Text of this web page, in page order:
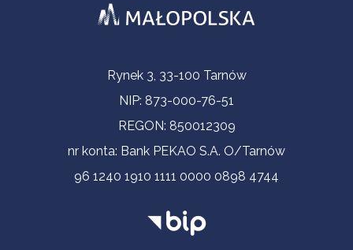
Informacje kontaktoweRynek 3, 33-100 Tarnów
NIP: 873-000-76-51
REGON: 850012309
nr konta: Bank PEKAO S.A. O/Tarnów
96 1240 1910 1111 0000 0898 4744